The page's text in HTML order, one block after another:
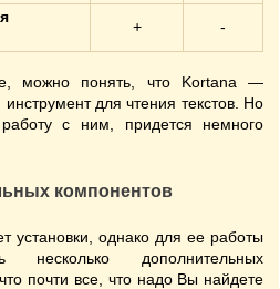
+ -
можно понять, что Kortana —
для чтения текстов. Но
с ним, придется немного
компонентов
установки, однако для ее работы
несколько дополнительных
почти все, что надо Вы найдете